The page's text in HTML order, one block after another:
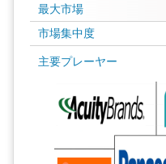
最大市場
市場集中度
主要プレーヤー
画像 © Mordor Intelligence。